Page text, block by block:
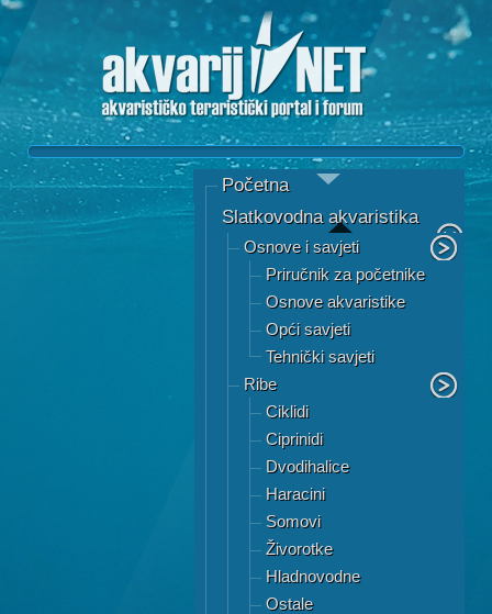
Početna
Slatkovodna akvaristika
Osnove i savjeti
Priručnik za početnike
Osnove akvaristike
Opći savjeti
Tehnički savjeti
Ribe
Ciklidi
Ciprinidi
Dvodihalice
Haracini
Somovi
Živorotke
Hladnovodne
Ostale